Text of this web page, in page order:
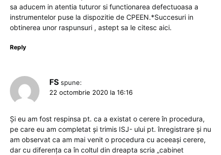
sa aducem in atentia tuturor si functionarea defectuoasa a
instrumentelor puse la dispozitie de CPEEN.*Succesuri in
obtinerea unor raspunsuri , astept sa le citesc aici.
Reply
FS spune:
22 octombrie 2020 la 16:16
Și eu am fost respinsa pt. ca a existat o cerere în procedura,
pe care eu am completat și trimis ISJ- ului pt. înregistrare și nu
am observat ca am mai venit o procedura cu aceeași cerere,
dar cu diferența ca în coltul din dreapta scria „cabinet